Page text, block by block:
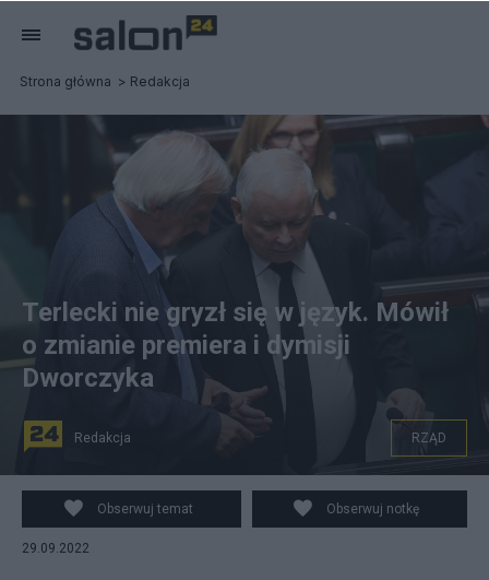
Strona główna Redakcja
Wicemarszałek Sejmu Ryszard Terlecki (L) oraz prezes
PiS Jarosław Kaczyński (P) na sali plenarnej podczas
posiedzenia Sejmu w Warszawie. fot. Radek
Pietruszka/PAP
Terlecki nie gryzł się w język. Mówił
o zmianie premiera i dymisji
Dworczyka
Redakcja RZĄD
Obserwuj temat Obserwuj notkę
29.09.2022